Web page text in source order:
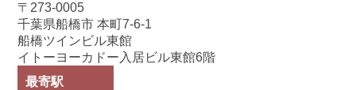
〒273-0005
千葉県船橋市 本町7-6-1
船橋ツインビル東館
イトーヨーカドー入居ビル東館6階
最寄駅